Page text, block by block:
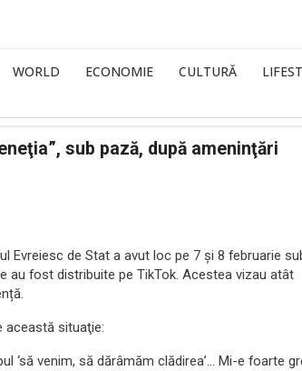
WORLD ECONOMIE CULTURĂ
sub pază, după ameninţări
Evreiesc de Stat a avut loc pe 7 şi 8 februarie
au fost distribuite pe TikTok. Acestea vizau atât
această situaţie:
‘să venim, să dărâmăm clădirea’… Mi-e foarte